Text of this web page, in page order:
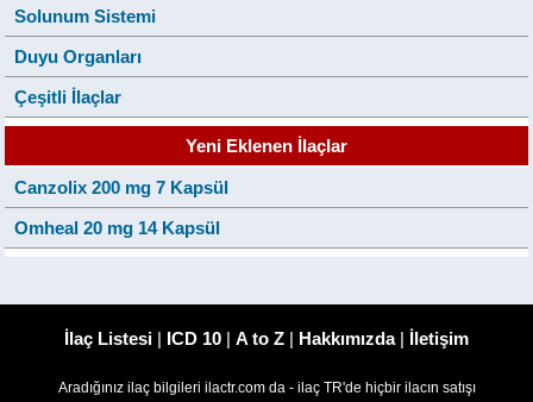
Solunum Sistemi
Duyu Organları
Çeşitli İlaçlar
Yeni Eklenen İlaçlar
Canzolix 200 mg 7 Kapsül
Omheal 20 mg 14 Kapsül
İlaç Listesi | ICD 10 | A to Z | Hakkımızda| İletişim
Aradığınız ilaç bilgileri ilactr.com da - ilaç TR'de hiçbir ilacın satışı